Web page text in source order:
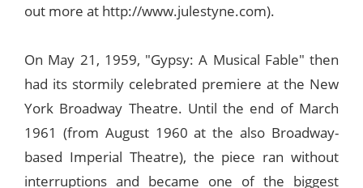
out more at http://www.julestyne.com).
On May 21, 1959, "Gypsy: A Musical Fable" then
had its stormily celebrated premiere at the New
York Broadway Theatre. Until the end of March
1961 (from August 1960 at the also Broadway-
based Imperial Theatre), the piece ran without
interruptions and became one of the biggest